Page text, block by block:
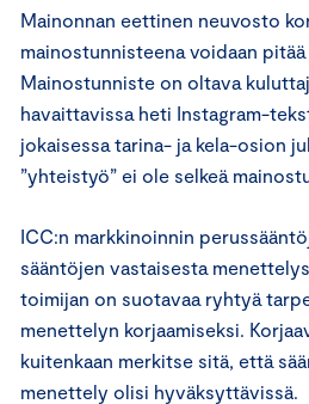
Mainonnan eettinen neuvosto
mainostunnisteena voidaan pitää
Mainostunniste on oltava
havaittavissa heti Instagram-
jokaisessa tarina- ja kela-osion
”yhteistyö” ei ole selkeä
ICC:n markkinoinnin
sääntöjen vastaisesta
toimijan on suotavaa ryhtyä
menettelyn korjaamiseksi.
kuitenkaan merkitse sitä, että
menettely olisi hyväksyttävissä.